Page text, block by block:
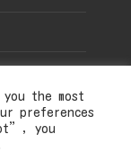
the most
preferences
you